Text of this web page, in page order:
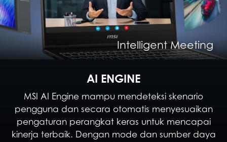
Intelligent Entertainment
Intelligent Content Creation
Intelligent Meeting
Intelligent Gaming
AI ENGINE
MSI AI Engine mampu mendeteksi skenario
pengguna dan secara otomatis menyesuaikan
pengaturan perangkat keras untuk mencapai
kinerja terbaik. Dengan mode dan sumber daya